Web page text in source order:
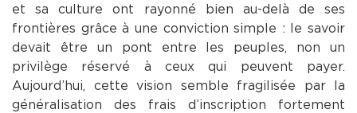
et sa culture ont rayonné bien au-delà de ses
frontières grâce à une conviction simple : le savoir
devait être un pont entre les peuples, non un
privilège réservé à ceux qui peuvent payer.
Aujourd’hui, cette vision semble fragilisée par la
généralisation des frais d’inscription fortement